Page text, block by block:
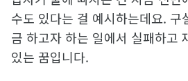
수도 있다는 걸 예시하는데요. 구
금 하고자 하는 일에서 실패하고
있는 꿈입니다.